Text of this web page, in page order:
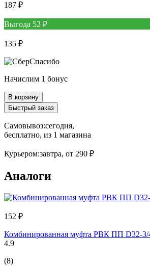
187 ₽
Выгода 52 ₽
135 ₽
Начислим 1 бонус
В корзину
Быстрый заказ
Самовывоз:сегодня,
бесплатно, из 1 магазина
Курьером:завтра, от 290 ₽
Аналоги
152 ₽
Комбинированная муфта РВК ПП D32-3/
4.9
(8)